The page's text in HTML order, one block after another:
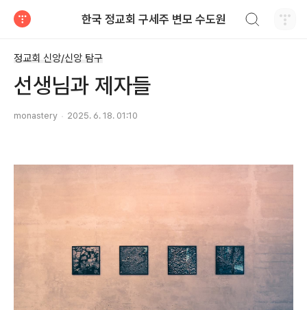
한국 정교회 구세주 변모 수도원
정교회 신앙/신앙 탐구
선생님과 제자들
monastery 2025. 6. 18. 01:10